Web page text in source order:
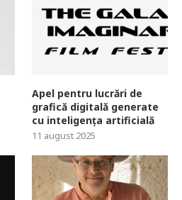
Apel pentru lucrări de
grafică digitală generate
cu inteligența artificială
11 august 2025